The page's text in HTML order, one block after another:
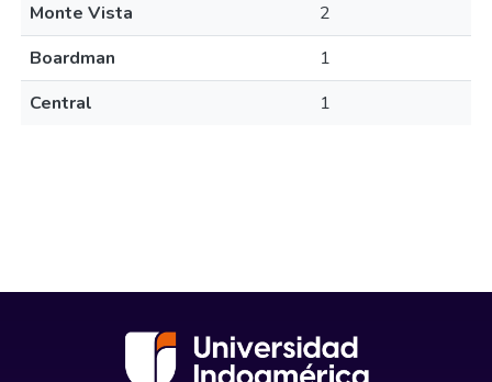
Monte Vista
2
Boardman
1
Central
1